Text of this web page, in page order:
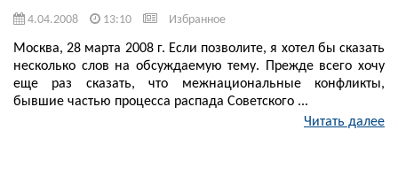
4.04.2008 13:10 Избранное
Москва, 28 марта 2008 г. Если позволите, я хотел бы сказать
несколько слов на обсуждаемую тему. Прежде всего хочу
еще раз сказать, что межнациональные конфликты,
бывшие частью процесса распада Советского ...
Читать далее